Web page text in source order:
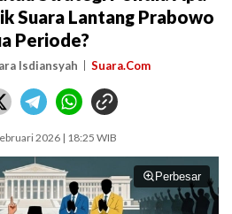
Suara Lantang Prabowo
Periode?
Isdiansyah Suara.Com
2026 | 18:25 WIB
Perbesar